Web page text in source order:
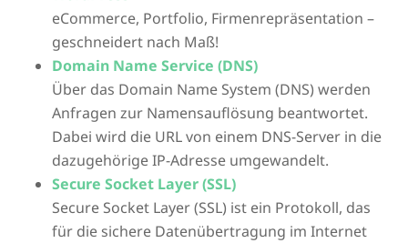
eCommerce, Portfolio, Firmenrepräsentation –
geschneidert nach Maß!
Domain Name Service (DNS)
Über das Domain Name System (DNS) werden
Anfragen zur Namensauflösung beantwortet.
Dabei wird die URL von einem DNS-Server in die
dazugehörige IP-Adresse umgewandelt.
Secure Socket Layer (SSL)
Secure Socket Layer (SSL) ist ein Protokoll, das
für die sichere Datenübertragung im Internet